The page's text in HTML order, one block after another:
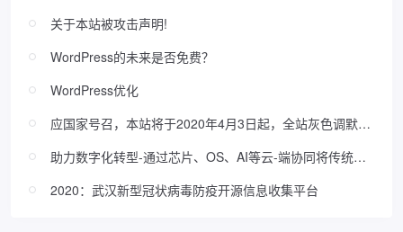
关于本站被攻击声明!
WordPress的未来是否免费？
WordPress优化
应国家号召，本站将于2020年4月3日起，全站灰色调默哀
助力数字化转型-通过芯片、OS、AI等云-端协同将传统设
2020：武汉新型冠状病毒防疫开源信息收集平台